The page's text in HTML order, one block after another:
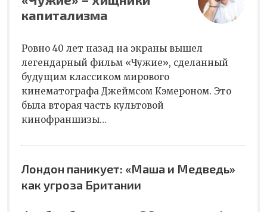
капитализма
Ровно 40 лет назад на экраны вышел
легендарный фильм «Чужие», сделанный
будущим классиком мирового
кинематографа Джеймсом Кэмероном. Это
была вторая часть культовой
кинофраншизы…
Лондон паникует: «Маша и Медведь»
как угроза Британии